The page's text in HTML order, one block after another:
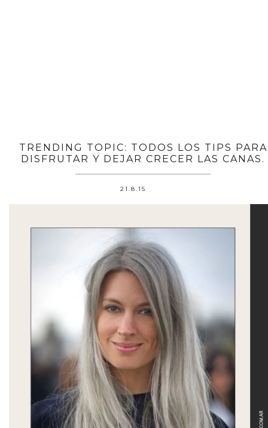
TRENDING TOPIC: TODOS LOS TIPS PARA
DISFRUTAR Y DEJAR CRECER LAS CANAS.
21.8.15